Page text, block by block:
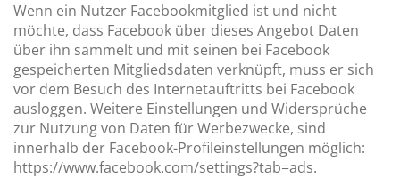
Wenn ein Nutzer Facebookmitglied ist und nicht
möchte, dass Facebook über dieses Angebot Daten
über ihn sammelt und mit seinen bei Facebook
gespeicherten Mitgliedsdaten verknüpft, muss er sich
vor dem Besuch des Internetauftritts bei Facebook
ausloggen. Weitere Einstellungen und Widersprüche
zur Nutzung von Daten für Werbezwecke, sind
innerhalb der Facebook-Profileinstellungen möglich:
https://www.facebook.com/settings?tab=ads.